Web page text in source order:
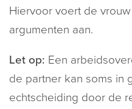
Hiervoor voert de
argumenten aan.
Let op: Een
de partner kan soms in
echtscheiding door de